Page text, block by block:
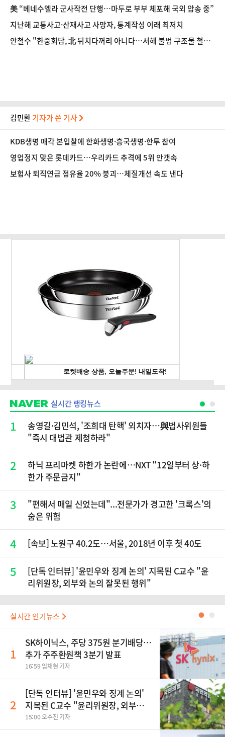
美 “베네수엘라 군사작전 단행…마두로 부부 체포해 국외 압송 중”
지난해 교통사고·산재사고 사망자, 통계작성 이래 최저치
안철수 "한중회담, 北 뒤치다꺼리 아니다…서해 불법 구조물 철거
김민환기자가 쓴 기사
KDB생명 매각 본입찰에 한화생명·흥국생명·한투 참여
영업정지 맞은 롯데카드…우리카드 추격에 5위 안갯속
보험사 퇴직연금 점유율 20% 붕괴…체질개선 속도 낸다
실시간 랭킹뉴스
1
송영길·김민석, '조희대 탄핵' 외치자…與법사위원들
"즉시 대법관 제청하라"
2
하닉 프리마켓 하한가 논란에…NXT "12일부터 상·하
한가 주문금지"
3
"편해서 매일 신었는데"...전문가가 경고한 '크록스'의
숨은 위험
4 [속보] 노원구 40.2도…서울, 2018년 이후 첫 40도
5
[단독 인터뷰] '윤민우와 징계 논의' 지목된 C교수 "윤
리위원장, 외부와 논의 잘못된 행위"
실시간 인기뉴스 ●
1
SK하이닉스, 주당 375원 분기배당…
추가 주주환원책 3분기 발표
16:59 임채현 기자
2
[단독 인터뷰] '윤민우와 징계 논의'
지목된 C교수 "윤리위원장, 외부와
논의 잘못된 행위"
15:00 오수진 기자